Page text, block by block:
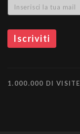
1.000.000 DI VISITE